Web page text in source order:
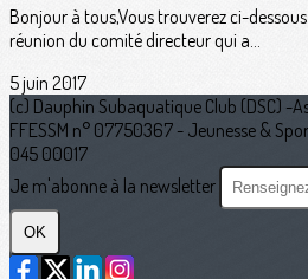
Bonjour à tous,Vous trouverez ci-
réunion du comité directeur qui a...
5 juin 2017
(c) Dauphin Subaquatique Club (DSC) -
FFESSM n° 07750367 - Jeunesse &
045 00017
Je m'abonne à la newsletter
OK